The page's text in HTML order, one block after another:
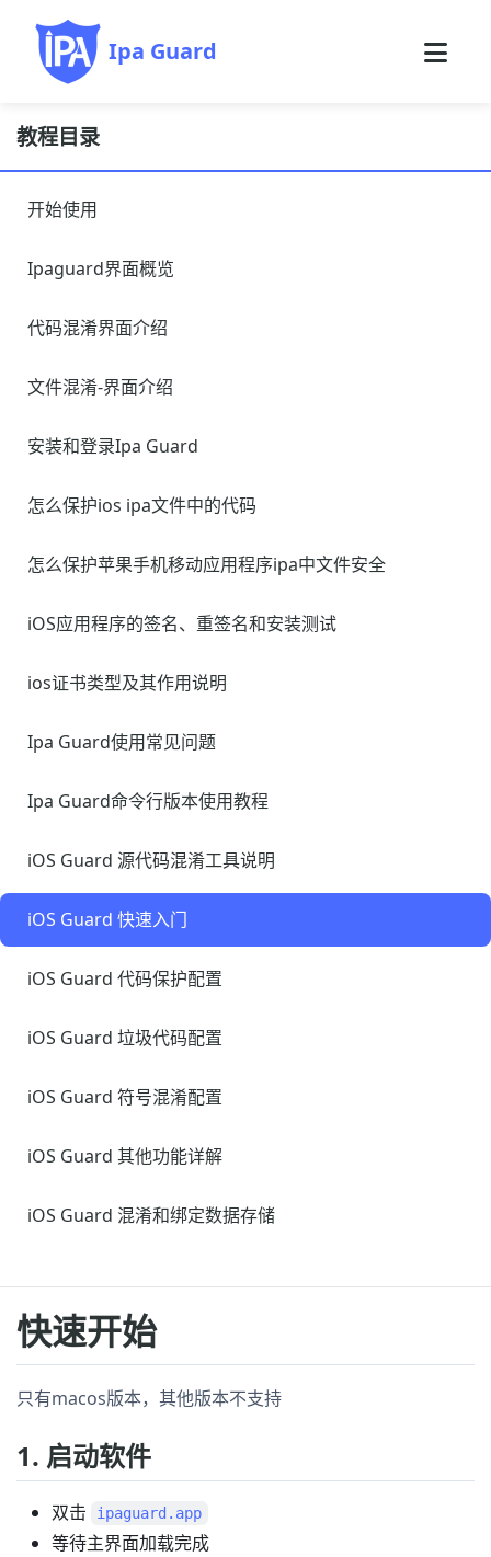
Ipa Guard
教程目录
开始使用
Ipaguard界面概览
代码混淆界面介绍
文件混淆-界面介绍
安装和登录Ipa Guard
怎么保护ios ipa文件中的代码
怎么保护苹果手机移动应用程序ipa中文件安全
iOS应用程序的签名、重签名和安装测试
ios证书类型及其作用说明
Ipa Guard使用常见问题
Ipa Guard命令行版本使用教程
iOS Guard 源代码混淆工具说明
iOS Guard 快速入门
iOS Guard 代码保护配置
iOS Guard 垃圾代码配置
iOS Guard 符号混淆配置
iOS Guard 其他功能详解
iOS Guard 混淆和绑定数据存储
快速开始
只有macos版本，其他版本不支持
1. 启动软件
双击 ipaguard.app
等待主界面加载完成